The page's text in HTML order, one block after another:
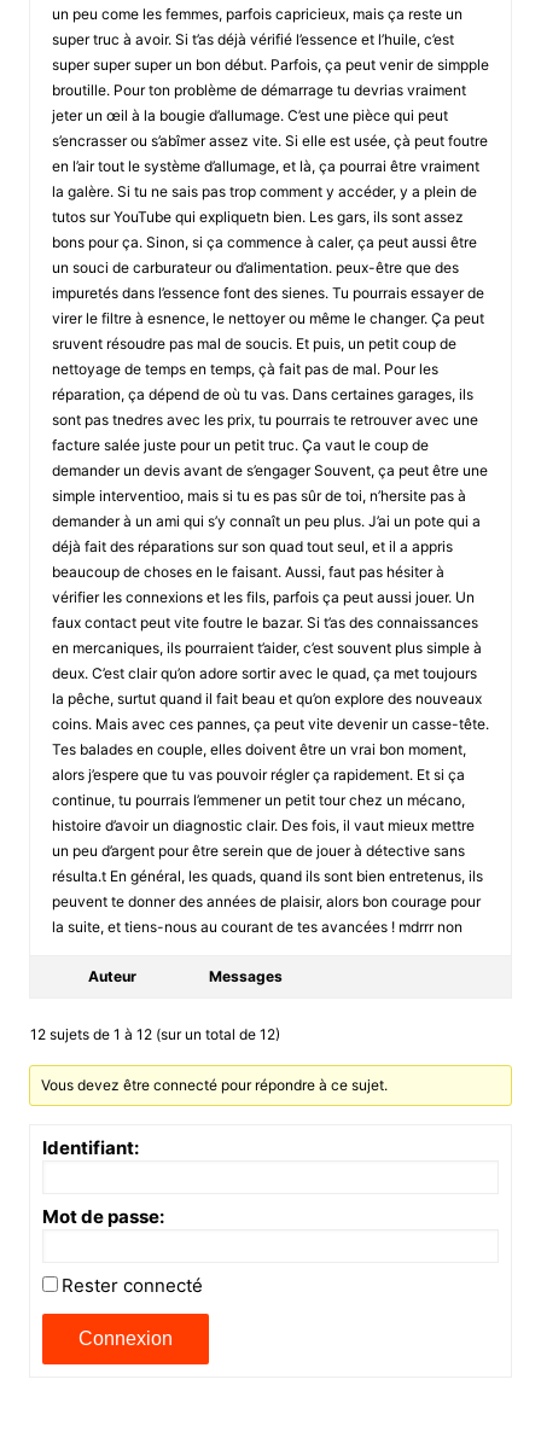
un peu come les femmes, parfois capricieux, mais ça reste un
super truc à avoir. Si t’as déjà vérifié l’essence et l’huile, c’est
super super super un bon début. Parfois, ça peut venir de simpple
broutille. Pour ton problème de démarrage tu devrias vraiment
jeter un œil à la bougie d’allumage. C’est une pièce qui peut
s’encrasser ou s’abîmer assez vite. Si elle est usée, çà peut foutre
en l’air tout le système d’allumage, et là, ça pourrai être vraiment
la galère. Si tu ne sais pas trop comment y accéder, y a plein de
tutos sur YouTube qui expliquetn bien. Les gars, ils sont assez
bons pour ça. Sinon, si ça commence à caler, ça peut aussi être
un souci de carburateur ou d’alimentation. peux-être que des
impuretés dans l’essence font des sienes. Tu pourrais essayer de
virer le filtre à esnence, le nettoyer ou même le changer. Ça peut
sruvent résoudre pas mal de soucis. Et puis, un petit coup de
nettoyage de temps en temps, çà fait pas de mal. Pour les
réparation, ça dépend de où tu vas. Dans certaines garages, ils
sont pas tnedres avec les prix, tu pourrais te retrouver avec une
facture salée juste pour un petit truc. Ça vaut le coup de
demander un devis avant de s’engager Souvent, ça peut être une
simple interventioo, mais si tu es pas sûr de toi, n’hersite pas à
demander à un ami qui s’y connaît un peu plus. J’ai un pote qui a
déjà fait des réparations sur son quad tout seul, et il a appris
beaucoup de choses en le faisant. Aussi, faut pas hésiter à
vérifier les connexions et les fils, parfois ça peut aussi jouer. Un
faux contact peut vite foutre le bazar. Si t’as des connaissances
en mercaniques, ils pourraient t’aider, c’est souvent plus simple à
deux. C’est clair qu’on adore sortir avec le quad, ça met toujours
la pêche, surtut quand il fait beau et qu’on explore des nouveaux
coins. Mais avec ces pannes, ça peut vite devenir un casse-tête.
Tes balades en couple, elles doivent être un vrai bon moment,
alors j’espere que tu vas pouvoir régler ça rapidement. Et si ça
continue, tu pourrais l’emmener un petit tour chez un mécano,
histoire d’avoir un diagnostic clair. Des fois, il vaut mieux mettre
un peu d’argent pour être serein que de jouer à détective sans
résulta.t En général, les quads, quand ils sont bien entretenus, ils
peuvent te donner des années de plaisir, alors bon courage pour
la suite, et tiens-nous au courant de tes avancées ! mdrrr non
Auteur Messages
12 sujets de 1 à 12 (sur un total de 12)
Vous devez être connecté pour répondre à ce sujet.
Identifiant:
Mot de passe:
Rester connecté
Connexion